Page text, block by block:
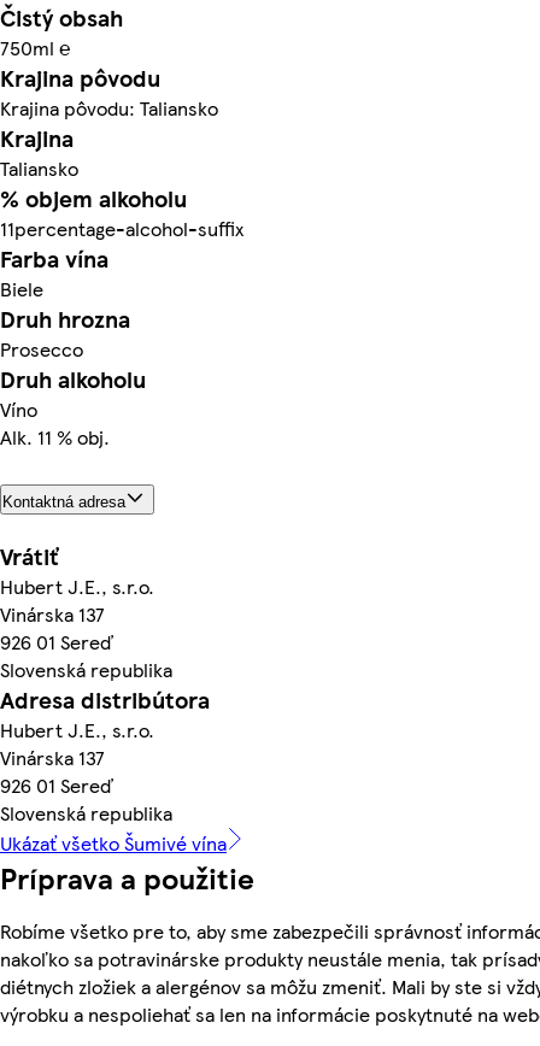
Čistý obsah
750ml ℮
Krajina pôvodu
Krajina pôvodu: Taliansko
Krajina
Taliansko
% objem alkoholu
11percentage-alcohol-suffix
Farba vína
Biele
Druh hrozna
Prosecco
Druh alkoholu
Víno
Alk. 11 % obj.
Kontaktná adresa
Vrátiť
Hubert J.E., s.r.o.
Vinárska 137
926 01 Sereď
Slovenská republika
Adresa distribútora
Hubert J.E., s.r.o.
Vinárska 137
926 01 Sereď
Slovenská republika
Ukázať všetko Šumivé vína
Príprava a použitie
Robíme všetko pre to, aby sme zabezpečili správnosť
nakoľko sa potravinárske produkty neustále menia, tak
diétnych zložiek a alergénov sa môžu zmeniť. Mali by ste si
výrobku a nespoliehať sa len na informácie poskytnuté na